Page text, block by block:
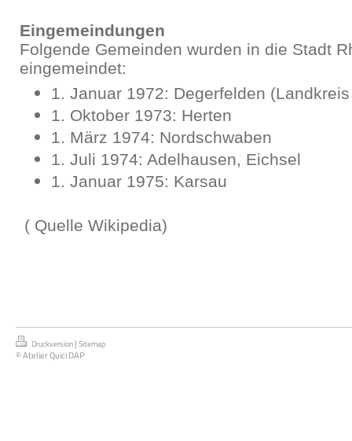
Eingemeindungen
Folgende Gemeinden wurden in die Stadt
eingemeindet:
1. Januar 1972: Degerfelden
1. Oktober 1973: Herten
1. März 1974: Nordschwaben
1. Juli 1974: Adelhausen, Eichsel
1. Januar 1975: Karsau
( Quelle Wikipedia)
Druckversion | Sitemap
© Atelier Quici DAP